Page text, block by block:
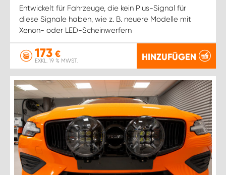
Entwickelt für Fahrzeuge, die kein Plus-Signal für
diese Signale haben, wie z. B. neuere Modelle mit
Xenon- oder LED-Scheinwerfern
173 €
EXKL. 19 % MWST. HINZUFÜGEN